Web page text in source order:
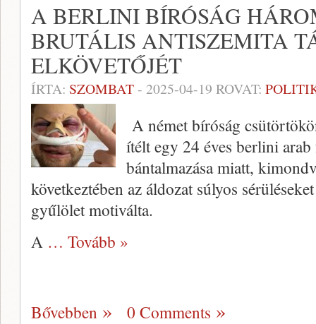
A BERLINI BÍRÓSÁG
BRUTÁLIS ANTISZEMITA
ELKÖVETŐJÉT
ÍRTA: SZOMBAT- 2025-04-19 ROVAT:
A német bíróság
ítélt egy 24 éves berlini
bántalmazása miatt,
következtében az áldozat súlyos
gyűlölet motiválta.
A … Tovább »
Bővebben 0 Comments